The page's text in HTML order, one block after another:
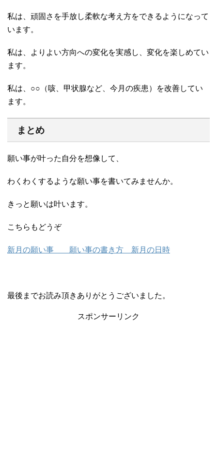
私は、頑固さを手放し柔軟な考え方をできるようになって
います。
私は、よりよい方向への変化を実感し、変化を楽しめてい
ます。
私は、○○（咳、甲状腺など、今月の疾患）を改善してい
ます。
まとめ
願い事が叶った自分を想像して、
わくわくするような願い事を書いてみませんか。
きっと願いは叶います。
こちらもどうぞ
新月の願い事 願い事の書き方 新月の日時
最後までお読み頂きありがとうございました。
スポンサーリンク